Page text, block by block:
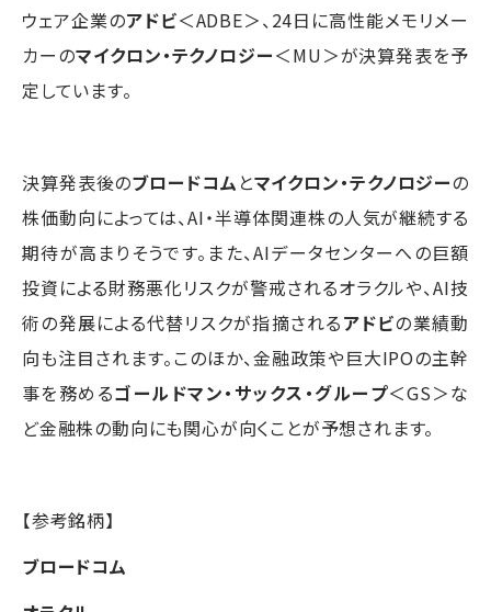
ウェア企業のアドビ＜ADBE＞、24日に高性能メモリメー
カーのマイクロン・テクノロジー＜MU＞が決算発表を予
定しています。
決算発表後のブロードコム とマイクロン・テクノロジーの
株価動向によっては、AI・半導体関連株の人気が継続する
期待が高まりそうです。また、AIデータセンターへの巨額
投資による財務悪化リスクが警戒されるオラクルや、AI技
術の発展による代替リスクが指摘されるアドビの業績動
向も注目されます。このほか、金融政策や巨大IPOの主幹
事を務めるゴールドマン・サックス・グループ＜GS＞な
ど金融株の動向にも関心が向くことが予想されます。
【参考銘柄】
ブロードコム